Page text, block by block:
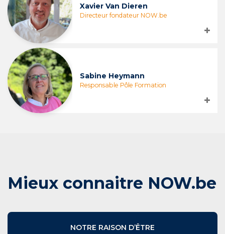
Xavier Van Dieren
Directeur fondateur NOW.be
Sabine Heymann
Responsable Pôle Formation
Mieux connaitre NOW.be
NOTRE RAISON D’ÊTRE